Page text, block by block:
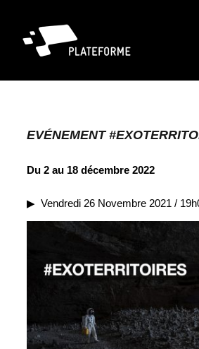
contenu
EVÉNEMENT
Du 2 au 18 décembre 2022
▶︎ Vendredi 26 Novembre 2021 /